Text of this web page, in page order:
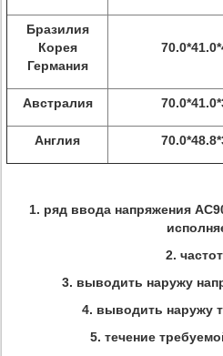
Бразилия
Корея
Германия
Австралия
Англия
1. ряд ввода напряжения
2.
3. выводить наружу
4. выводить наружу
5. течение